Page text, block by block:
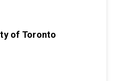
of Toronto